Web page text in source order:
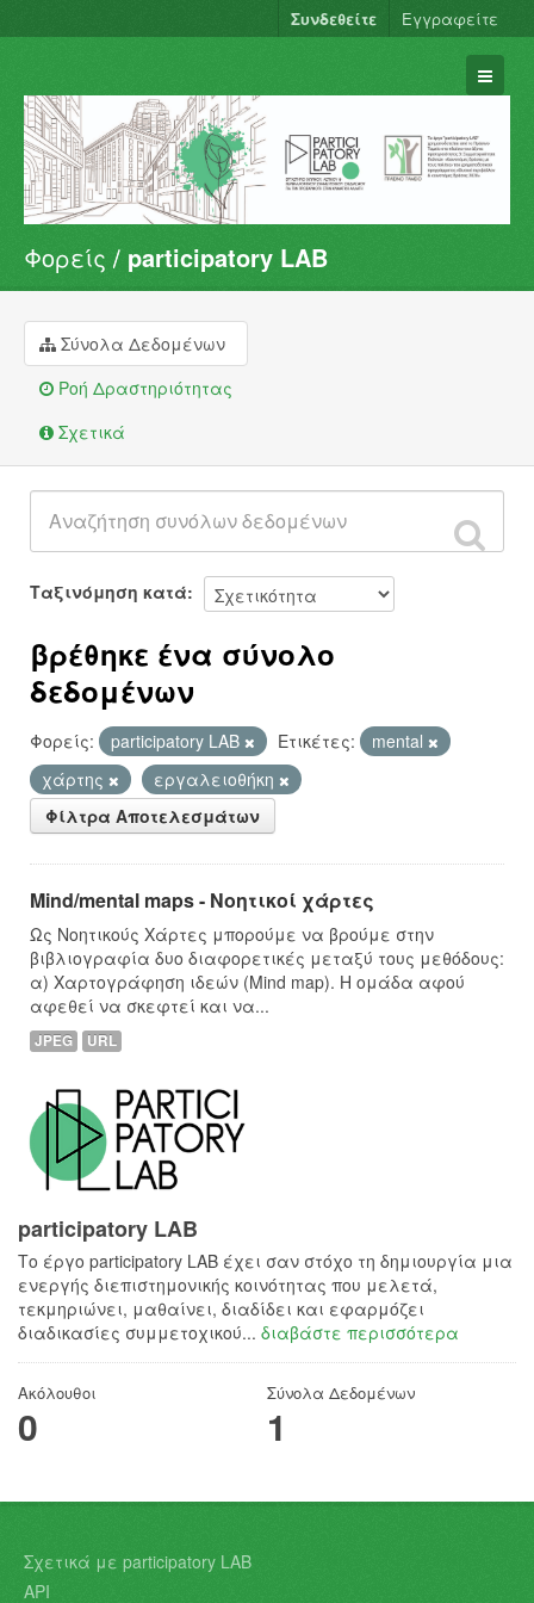
Συνδεθείτε Εγγραφείτε
Σύνολα Δεδομένων
Φορείς
Ομάδες
Σχετικά
Φορείς participatory LAB
Σύνολα Δεδομένων
Ροή Δραστηριότητας
Σχετικά
Ταξινόμηση κατά
βρέθηκε ένα σύνολο
δεδομένων
Φορείς: participatory LAB Ετικέτες:
mental
χάρτης
εργαλειοθήκη
Φίλτρα Αποτελεσμάτων
Mind/mental maps - Νοητικοί χάρτες
Ως Νοητικούς Χάρτες μπορούμε να βρούμε στην
βιβλιογραφία δυο διαφορετικές μεταξύ τους μεθόδους:
α) Χαρτογράφηση ιδεών (Mind map). Η ομάδα αφού
αφεθεί να σκεφτεί και να...
JPEG URL
participatory LAB
Το έργο participatory LAB έχει σαν στόχο τη δημιουργία μια
ενεργής διεπιστημονικής κοινότητας που μελετά,
τεκμηριώνει, μαθαίνει, διαδίδει και εφαρμόζει
διαδικασίες συμμετοχικού... διαβάστε περισσότερα
Ακόλουθοι
0
Σύνολα Δεδομένων
1
Σχετικά με participatory LAB
API